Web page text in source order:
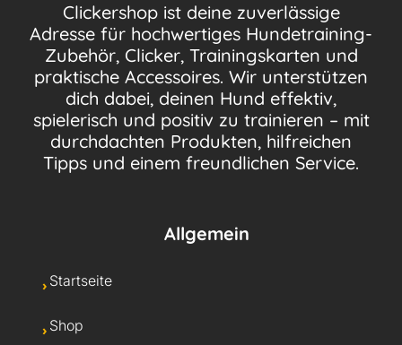
Clickershop ist deine zuverlässige
Adresse für hochwertiges Hundetraining-
Zubehör, Clicker, Trainingskarten und
praktische Accessoires. Wir unterstützen
dich dabei, deinen Hund effektiv,
spielerisch und positiv zu trainieren – mit
durchdachten Produkten, hilfreichen
Tipps und einem freundlichen Service.
Allgemein
Startseite
Shop